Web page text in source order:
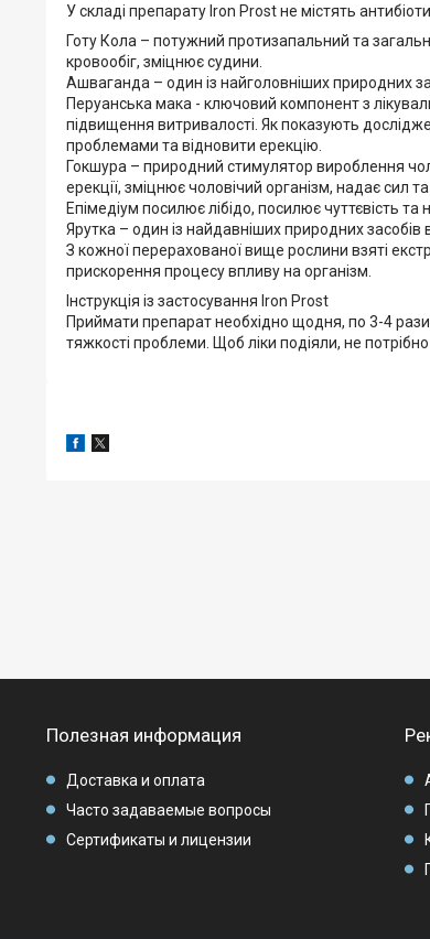
У складі препарату Iron Prost не містять
Готу Кола – потужний протизапальний та
кровообіг, зміцнює судини.
Ашваганда – один із найголовніших природних
Перуанська мака - ключовий компонент з
підвищення витривалості. Як показують
проблемами та відновити ерекцію.
Гокшура – ​​природний стимулятор вироблення
ерекції, зміцнює чоловічий організм, надає сил та
Епімедіум посилює лібідо, посилює чуттєвість та
Ярутка – один із найдавніших природних засобів
З кожної перерахованої вище рослини взяті
прискорення процесу впливу на організм.
Інструкція із застосування Iron Prost
Приймати препарат необхідно щодня, по 3-4 рази
тяжкості проблеми. Щоб ліки подіяли, не
Полезная информация
Доставка и оплата
Часто задаваемые вопросы
Сертификаты и лицензии